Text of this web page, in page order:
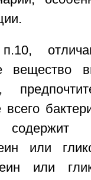
вещество
всего
содержит
или
или